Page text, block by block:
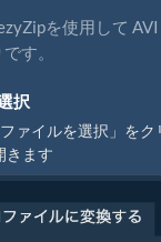
を使用して
す。
択
ァイルを選択」を
きます